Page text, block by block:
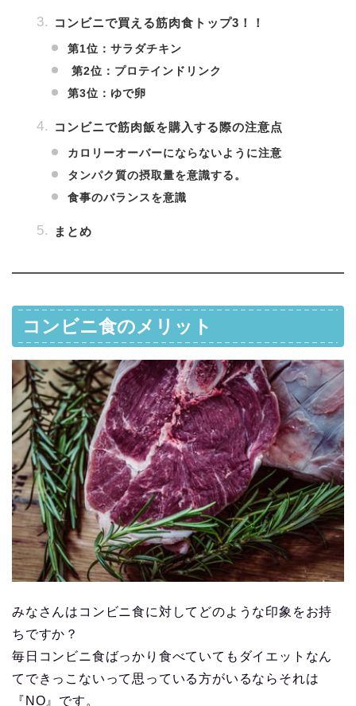
コンビニで買える筋肉食トップ3！！
第1位：サラダチキン
第2位：プロテインドリンク
第3位：ゆで卵
コンビニで筋肉飯を購入する際の注意点
カロリーオーバーにならないように注意
タンパク質の摂取量を意識する。
食事のバランスを意識
まとめ
コンビニ食のメリット
みなさんはコンビニ食に対してどのような印象をお持
ちですか？
毎日コンビニ食ばっかり食べていてもダイエットなん
てできっこないって思っている方がいるならそれは
『NO』です。